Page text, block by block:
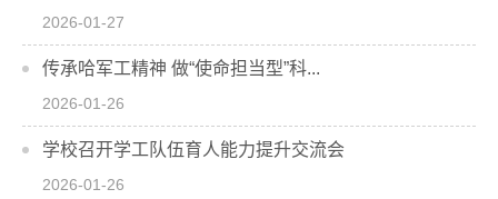
2026-01-27
传承哈军工精神 做“使命担当型”科...
2026-01-26
学校召开学工队伍育人能力提升交流会
2026-01-26